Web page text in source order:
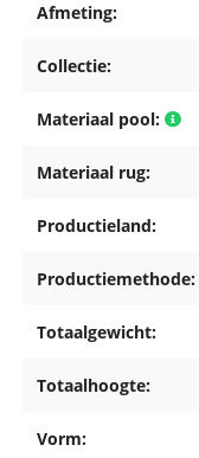
Afmeting:
Collectie:
Materiaal pool:
Materiaal rug:
Productieland:
Productiemethode:
Totaalgewicht:
Totaalhoogte:
Vorm: